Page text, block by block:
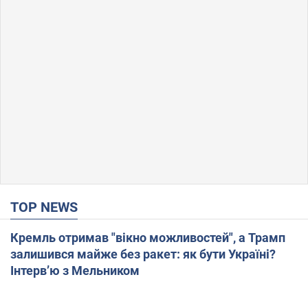
TOP NEWS
Кремль отримав "вікно можливостей", а Трамп
залишився майже без ракет: як бути Україні?
Інтерв’ю з Мельником